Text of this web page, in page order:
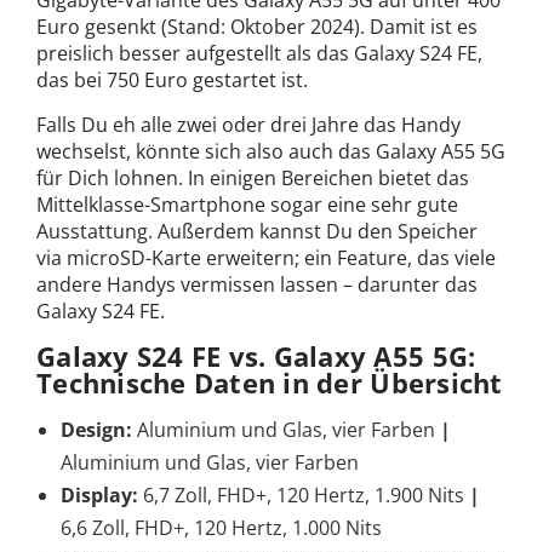
Euro gesenkt (Stand: Oktober 2024). Damit ist es
preislich besser aufgestellt als das Galaxy S24 FE,
das bei 750 Euro gestartet ist.
Falls Du eh alle zwei oder drei Jahre das Handy
wechselst, könnte sich also auch das Galaxy A55 5G
für Dich lohnen. In einigen Bereichen bietet das
Mittelklasse-Smartphone sogar eine sehr gute
Ausstattung. Außerdem kannst Du den Speicher
via microSD-Karte erweitern; ein Feature, das viele
andere Handys vermissen lassen – darunter das
Galaxy S24 FE.
Galaxy S24 FE vs. Galaxy A55 5G:
Technische Daten in der Übersicht
Design: Aluminium und Glas, vier Farben |
Aluminium und Glas, vier Farben
Display: 6,7 Zoll, FHD+, 120 Hertz, 1.900 Nits |
6,6 Zoll, FHD+, 120 Hertz, 1.000 Nits